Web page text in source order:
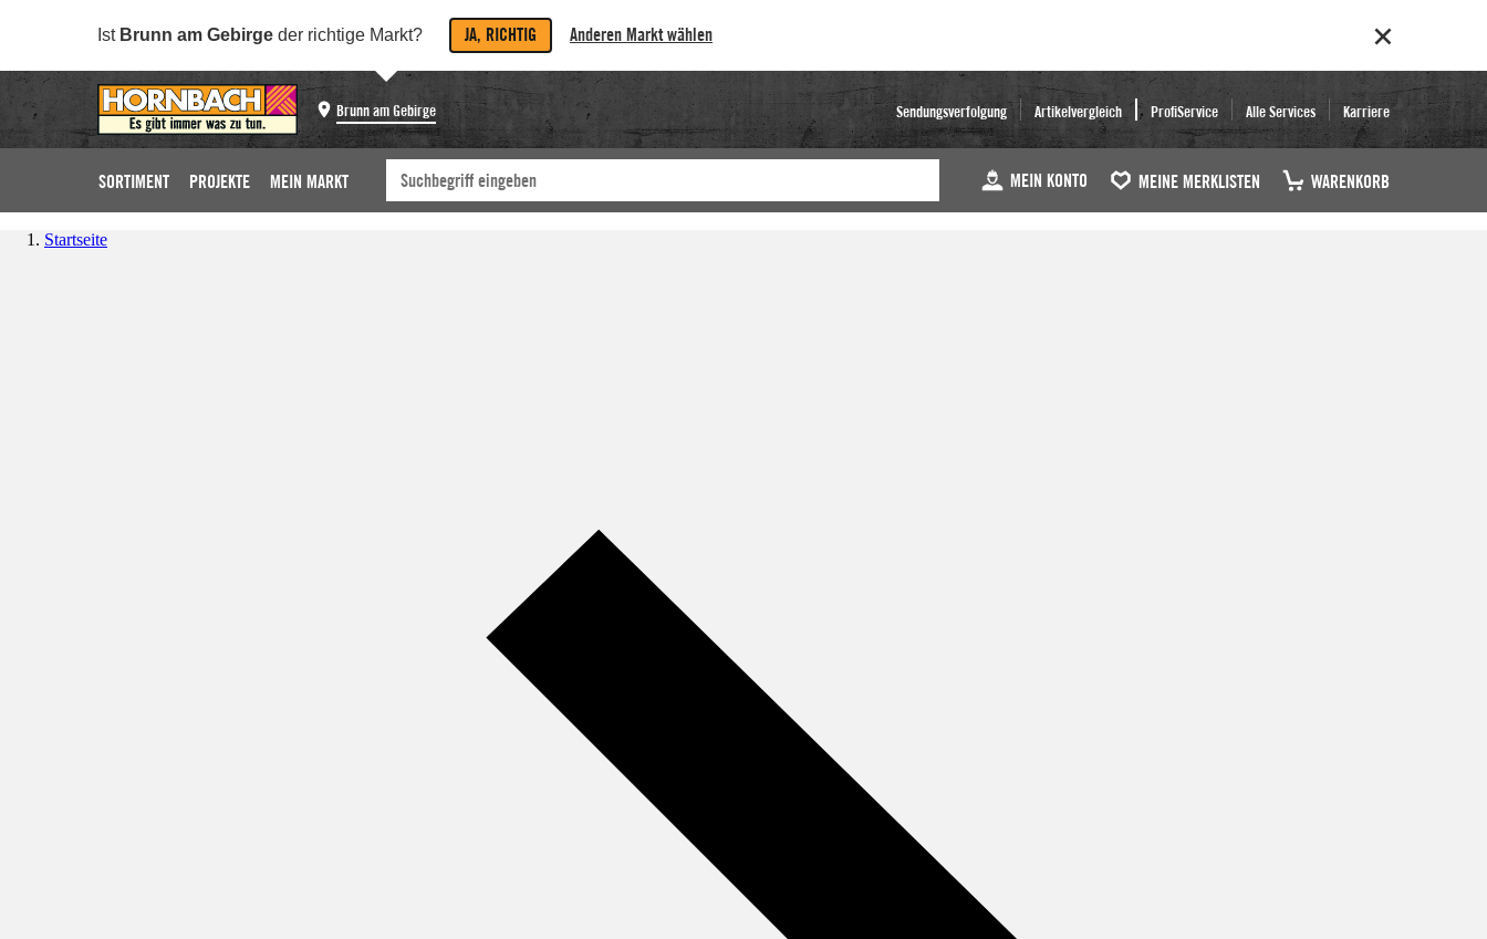
Ist Brunn am Gebirge der richtige Markt? JA, RICHTIG Anderen Markt wählen
Brunn am Gebirge Sendungsverfolgung Artikelvergleich ProfiService Alle Services Karriere
SORTIMENT PROJEKTE MEIN MARKT MEIN KONTO MEINE MERKLISTEN WARENKORB
Startseite